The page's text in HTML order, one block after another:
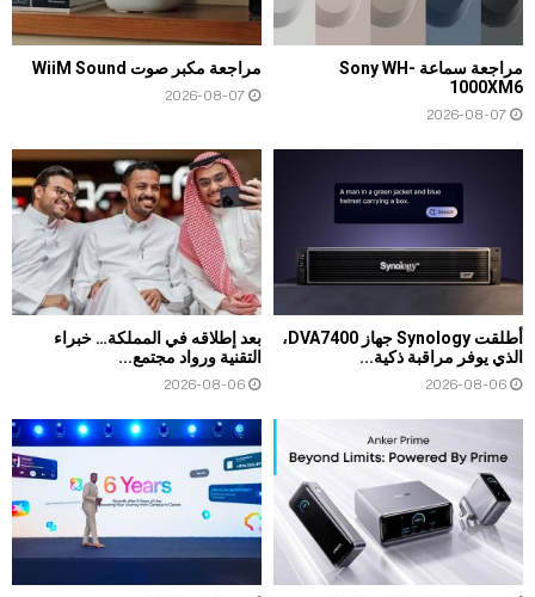
مراجعة سماعة Sony WH-
1000XM6
2026-08-07
مراجعة مكبر صوت WiiM Sound
2026-08-07
أطلقت Synology جهاز DVA7400،
الذي يوفر مراقبة ذكية...
2026-08-06
بعد إطلاقه في المملكة… خبراء
التقنية ورواد مجتمع...
2026-08-06